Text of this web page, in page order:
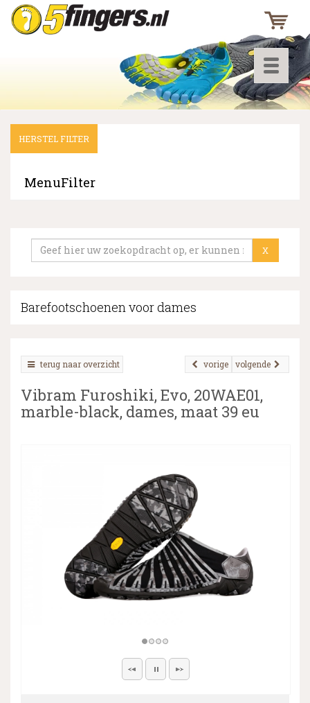
Toggle
▼
▼
HERSTEL FILTER
MenuFilter
X
Barefootschoenen voor dames
terug naar overzicht volgende
vorige
Vibram Furoshiki, Evo, 20WAE01,
marble-black, dames, maat 39 eu